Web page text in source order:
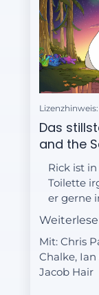
Lizenzhinweis:
Das
and the
Rick ist
Toilette
er gerne
beginnt
durch die
Mit: Chris
Chalke,
Jacob Hair